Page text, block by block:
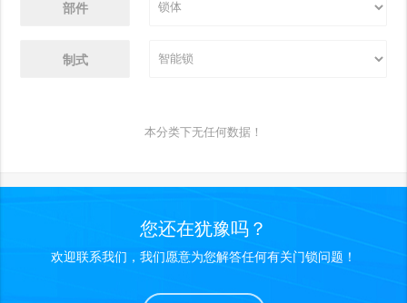
部件
制式
本分类下无任何数据！
您还在犹豫吗？
欢迎联系我们，我们愿意为您解答任何有关门锁问题！